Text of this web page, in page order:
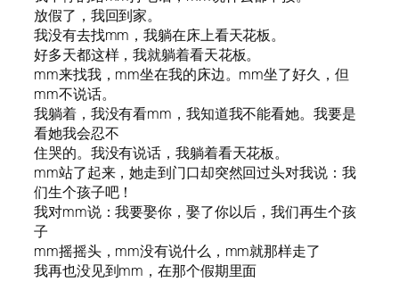
放假了，我回到家。
我没有去找mm，我躺在床上看天花板。
好多天都这样，我就躺着看天花板。
mm来找我，mm坐在我的床边。mm坐了好久，但
mm不说话。
我躺着，我没有看mm，我知道我不能看她。我要是
看她我会忍不
住哭的。我没有说话，我躺着看天花板。
mm站了起来，她走到门口却突然回过头对我说：我
们生个孩子吧！
我对mm说：我要娶你，娶了你以后，我们再生个孩
子
mm摇摇头，mm没有说什么，mm就那样走了
我再也没见到mm，在那个假期里面